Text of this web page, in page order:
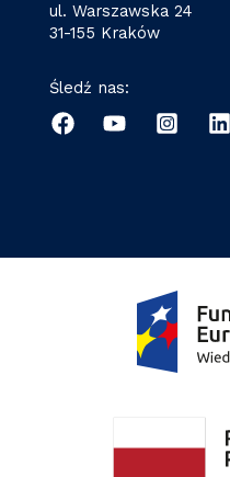
ul. Warszawska 24
31-155 Kraków
Śledź nas: